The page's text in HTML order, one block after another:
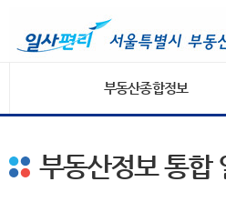
부동산종합정보
부동산정보 통합